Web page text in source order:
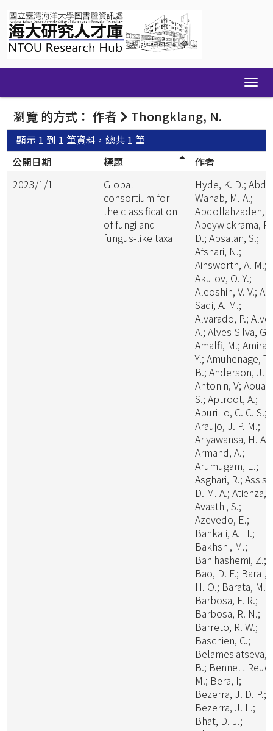
navigation
瀏覽 的方式： 作者 Thongklang, N.
顯示 1 到 1 筆資料，總共 1 筆
公開日期
標題
作者
2023/1/1
Global
consortium for
the classification
of fungi and
fungus-like taxa
Hyde, K. D.;
Wahab, M. A.;
Abdollahzadeh,
Abeywickrama, P.
D.; Absalan, S.;
Afshari, N.;
Ainsworth, A. M.;
Akulov, O. Y.;
Aleoshin, V. V.; Al-
Sadi, A. M.;
Alvarado, P.;
A.; Alves-Silva, G.;
Amalfi, M.; Amira,
Y.; Amuhenage, T.
B.; Anderson, J.
Antonin, V; Aouali,
S.; Aptroot, A.;
Apurillo, C. C. S.;
Araujo, J. P. M.;
Ariyawansa, H. A.;
Armand, A.;
Arumugam, E.;
Asghari, R.; Assis,
D. M. A.; Atienza,
Avasthi, S.;
Azevedo, E.;
Bahkali, A. H.;
Bakhshi, M.;
Banihashemi, Z.;
Bao, D. F.; Baral,
H. O.; Barata, M.;
Barbosa, F. R.;
Barbosa, R. N.;
Barreto, R. W.;
Baschien, C.;
Belamesiatseva,
B.; Bennett
M.; Bera, I;
Bezerra, J. D. P.;
Bezerra, J. L.;
Bhat, D. J.;